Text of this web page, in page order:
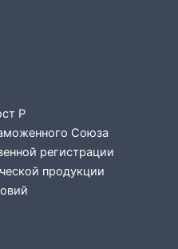
Р
Союза
регистрации
продукции